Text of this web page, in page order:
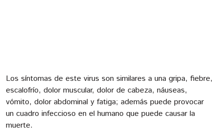
Los síntomas de este virus son similares a una gripa, fiebre,
escalofrío, dolor muscular, dolor de cabeza, náuseas,
vómito, dolor abdominal y fatiga; además puede provocar
un cuadro infeccioso en el humano que puede causar la
muerte.